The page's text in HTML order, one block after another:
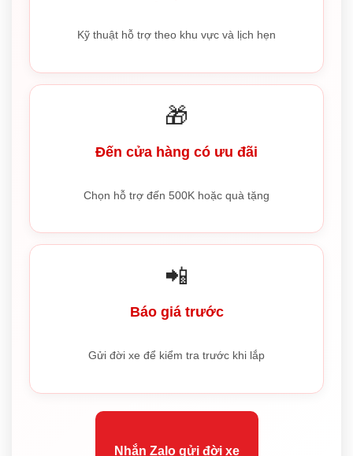
Kỹ thuật hỗ trợ theo khu vực và lịch hẹn
🎁
Đến cửa hàng có ưu đãi
Chọn hỗ trợ đến 500K hoặc quà tặng
📲
Báo giá trước
Gửi đời xe để kiểm tra trước khi lắp
Nhắn Zalo gửi đời xe